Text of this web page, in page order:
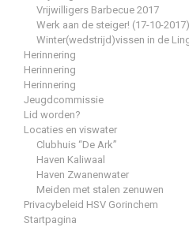
Vrijwilligers Barbecue 2017
Werk aan de steiger! (17-10-2017)
Winter(wedstrijd)vissen in de
Herinnering
Herinnering
Herinnering
Jeugdcommissie
Lid worden?
Locaties en viswater
Clubhuis “De Ark”
Haven Kaliwaal
Haven Zwanenwater
Meiden met stalen zenuwen
Privacybeleid HSV Gorinchem
Startpagina